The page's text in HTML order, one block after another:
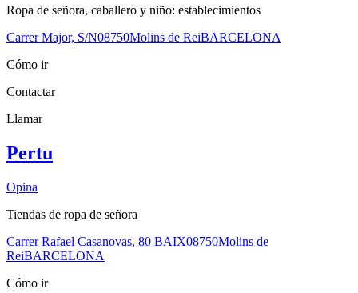
Ropa de señora, caballero y niño: establecimientos
Carrer Major, S/N08750Molins de ReiBARCELONA
Cómo ir
Contactar
Llamar
Pertu
Opina
Tiendas de ropa de señora
Carrer Rafael Casanovas, 80 BAIX08750Molins de
ReiBARCELONA
Cómo ir